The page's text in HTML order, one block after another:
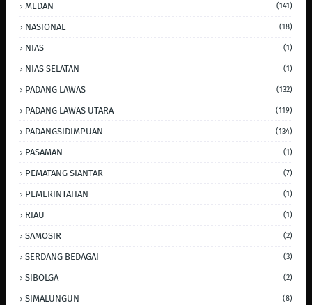
MEDAN (141)
NASIONAL (18)
NIAS (1)
NIAS SELATAN (1)
PADANG LAWAS (132)
PADANG LAWAS UTARA (119)
PADANGSIDIMPUAN (134)
PASAMAN (1)
PEMATANG SIANTAR (7)
PEMERINTAHAN (1)
RIAU (1)
SAMOSIR (2)
SERDANG BEDAGAI (3)
SIBOLGA (2)
SIMALUNGUN (8)